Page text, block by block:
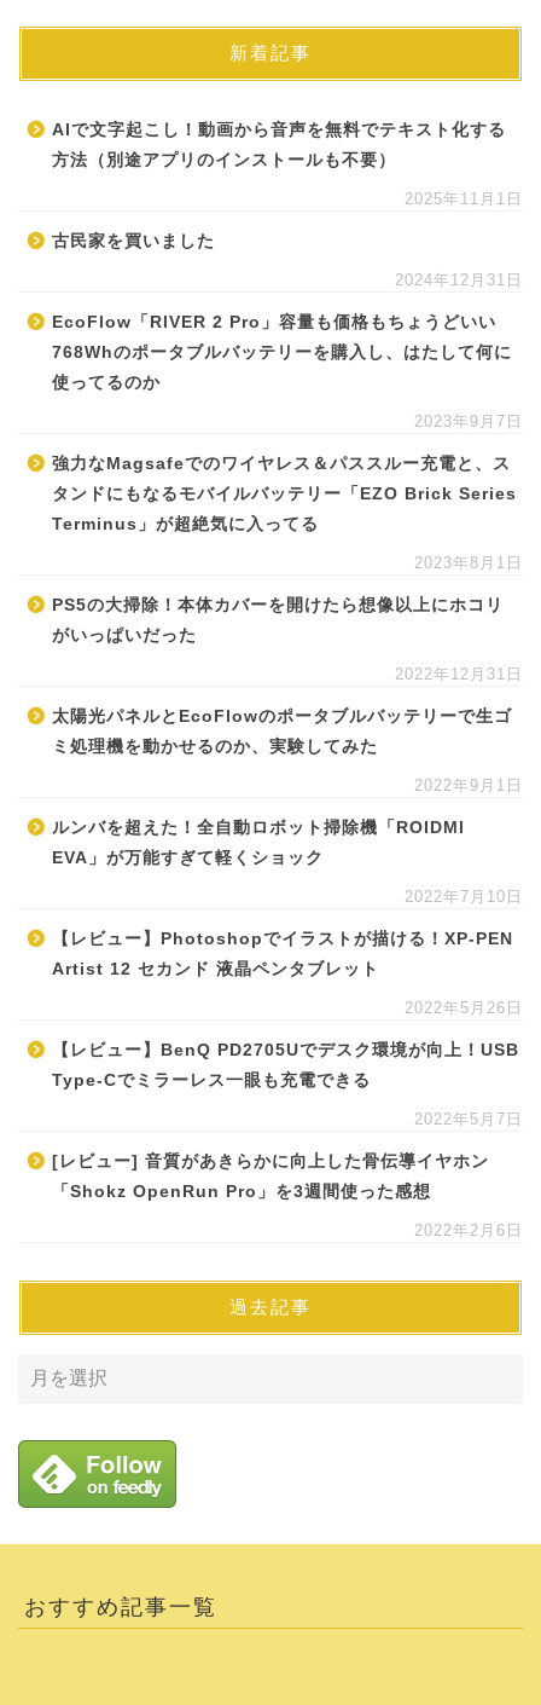
新着記事
AIで文字起こし！動画から音声を無料でテキスト化する
方法（別途アプリのインストールも不要）
2025年11月1日
古民家を買いました
2024年12月31日
EcoFlow「RIVER 2 Pro」容量も価格もちょうどいい
768Whのポータブルバッテリーを購入し、はたして何に
使ってるのか
2023年9月7日
強力なMagsafeでのワイヤレス＆パススルー充電と、ス
タンドにもなるモバイルバッテリー「EZO Brick Series
Terminus」が超絶気に入ってる
2023年8月1日
PS5の大掃除！本体カバーを開けたら想像以上にホコリ
がいっぱいだった
2022年12月31日
太陽光パネルとEcoFlowのポータブルバッテリーで生ゴ
ミ処理機を動かせるのか、実験してみた
2022年9月1日
ルンバを超えた！全自動ロボット掃除機「ROIDMI
EVA」が万能すぎて軽くショック
2022年7月10日
【レビュー】Photoshopでイラストが描ける！XP-PEN
Artist 12 セカンド 液晶ペンタブレット
2022年5月26日
【レビュー】BenQ PD2705Uでデスク環境が向上！USB
Type-Cでミラーレス一眼も充電できる
2022年5月7日
[レビュー] 音質があきらかに向上した骨伝導イヤホン
「Shokz OpenRun Pro」を3週間使った感想
2022年2月6日
過去記事
おすすめ記事一覧